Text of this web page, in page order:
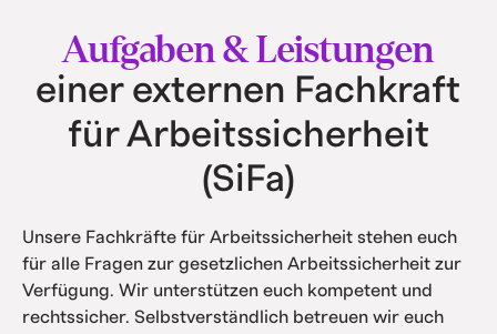
Aufgaben & Leistungen
einer externen Fachkraft
für Arbeitssicherheit
(SiFa)
Unsere Fachkräfte für Arbeitssicherheit stehen euch
für alle Fragen zur gesetzlichen Arbeitssicherheit zur
Verfügung. Wir unterstützen euch kompetent und
rechtssicher. Selbstverständlich betreuen wir euch